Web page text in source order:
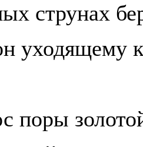
струнах
уходящему
поры